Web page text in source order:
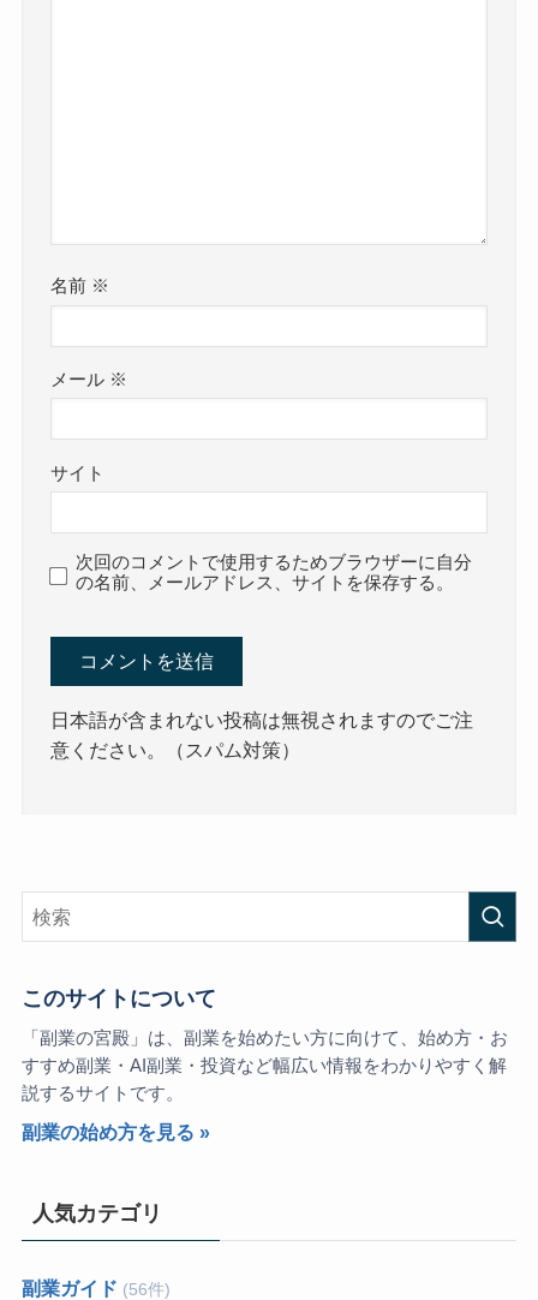
名前 ※
メール ※
サイト
次回のコメントで使用するためブラウザーに自分
の名前、メールアドレス、サイトを保存する。
日本語が含まれない投稿は無視されますのでご注
意ください。（スパム対策）
このサイトについて
「副業の宮殿」は、副業を始めたい方に向けて、始め方・お
すすめ副業・AI副業・投資など幅広い情報をわかりやすく解
説するサイトです。
副業の始め方を見る »
人気カテゴリ
副業ガイド (56件)